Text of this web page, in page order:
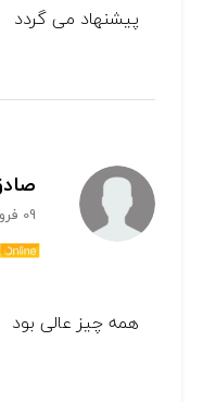
پیشنهاد می گردد
09 فروردین 1403
همه چیز عالی بود